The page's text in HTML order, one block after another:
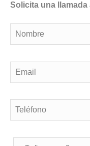
Solicita una llamada